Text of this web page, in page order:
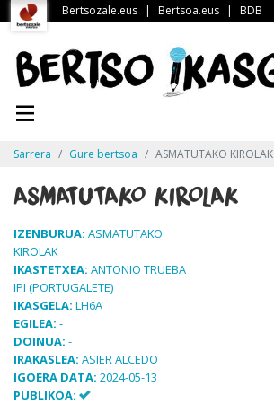
Bertsozale.eus | Bertsoa.eus | BDB
Sarrera Gure bertsoa ASMATUTAKO KIROLAK
ASMATUTAKO KIROLAK
IZENBURUA: ASMATUTAKO
KIROLAK
IKASTETXEA: ANTONIO TRUEBA
IPI (PORTUGALETE)
IKASGELA: LH6A
EGILEA: -
DOINUA: -
IRAKASLEA: ASIER ALCEDO
IGOERA DATA: 2024-05-13
PUBLIKOA: